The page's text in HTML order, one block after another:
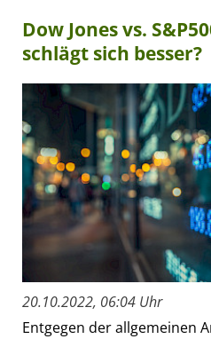
Dow Jones vs.
schlägt sich besser?
20.10.2022, 06:04 Uhr
Entgegen der allgemeinen